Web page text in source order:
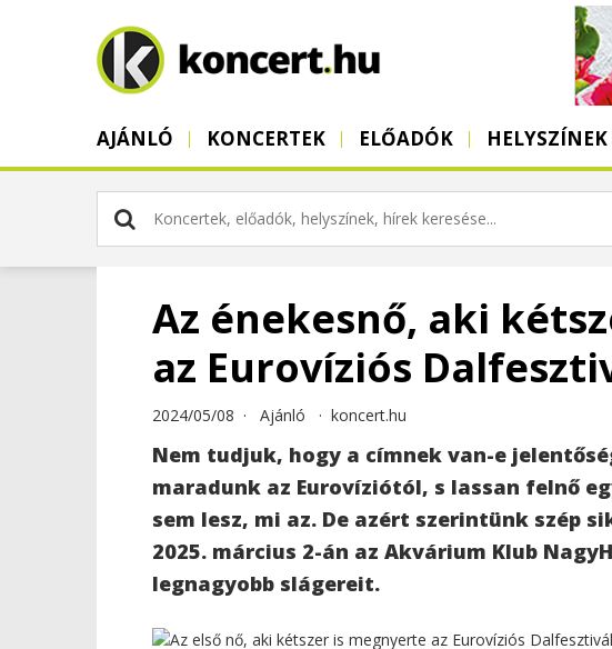
AJÁNLÓ KONCERTEK ELŐADÓK HELYSZÍNEK
Az énekesnő, aki
az Eurovíziós
2024/05/08 · Ajánló · koncert.hu
Nem tudjuk, hogy a címnek van-e
maradunk az Eurovíziótól, s lassan felnő
sem lesz, mi az. De azért szerintünk szép
2025. március 2-án az Akvárium Klub
legnagyobb slágereit.